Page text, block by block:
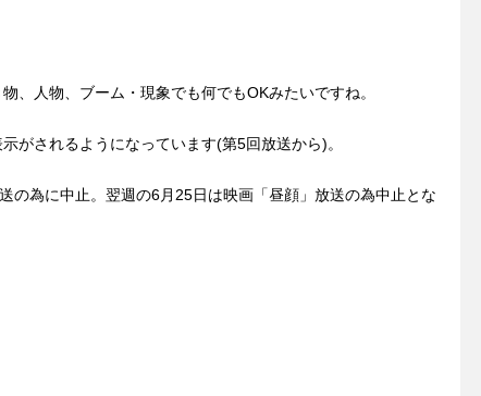
、人物、ブーム・現象でも何でもOKみたいですね。
がされるようになっています(第5回放送から)。
の為に中止。翌週の6月25日は映画「昼顔」放送の為中止とな